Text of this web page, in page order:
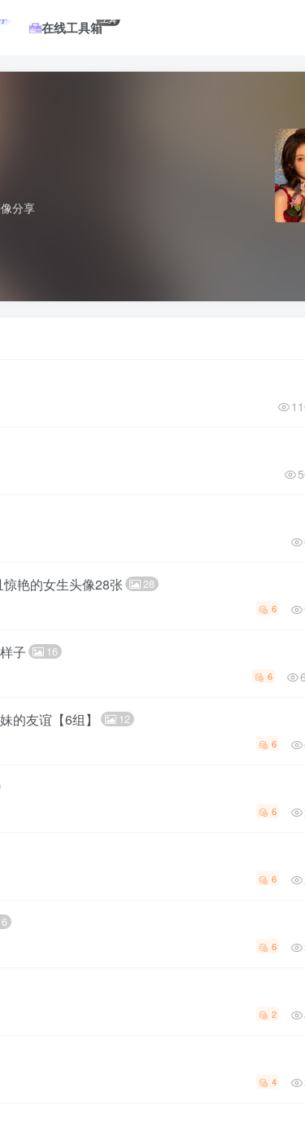
在线工具箱工具
分享
艳的女生头像28张 28
6
子 16
6
的友谊【6组】 12
6
6
6
6
2
4